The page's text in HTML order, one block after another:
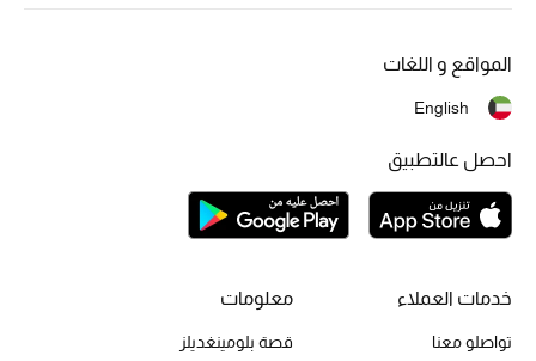
موضة نسائية
الحقائب
الموسم الجديد
الحقائب النسائية
خدمات العملاء
تواصلو معنا
معلومات
قصة بلومينغديلز
المواقع و اللغات
English
احصل عالتطبيق